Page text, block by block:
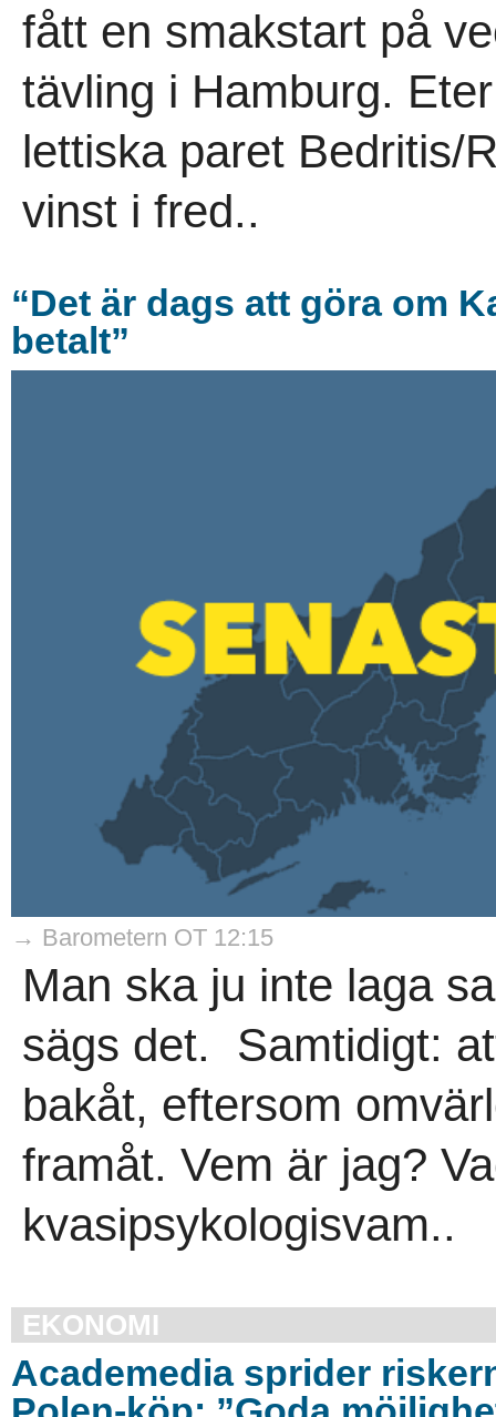
fått en smakstart på
tävling i Hamburg.
lettiska paret Bedritis/
vinst i fred..
“Det är dags att göra om
betalt”
→ Barometern OT 12:15
Man ska ju inte laga
sägs det. Samtidigt:
bakåt, eftersom
framåt. Vem är jag?
kvasipsykologisvam..
EKONOMI
Academedia sprider